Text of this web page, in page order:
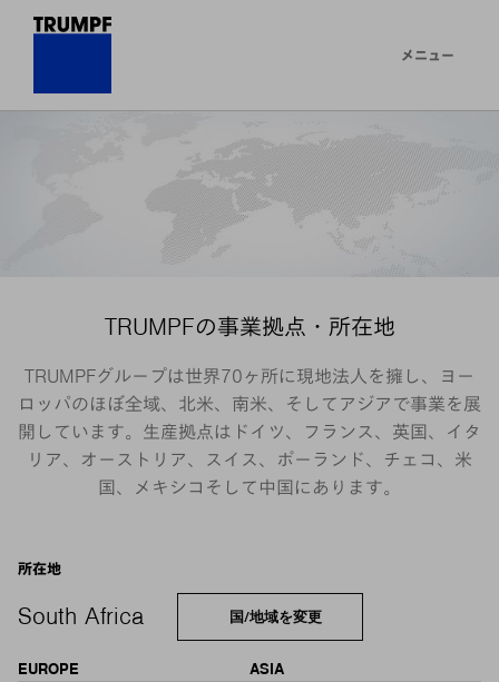
メニュー
TRUMPFの事業拠点・所在地
TRUMPFグループは世界70ヶ所に現地法人を擁し、ヨー
ロッパのほぼ全域、北米、南米、そしてアジアで事業を展
開しています。生産拠点はドイツ、フランス、英国、イタ
リア、オーストリア、スイス、ポーランド、チェコ、米
国、メキシコそして中国にあります。
所在地
South Africa 国/地域を変更
EUROPE ASIA